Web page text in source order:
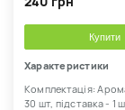
Купити
Характеристики
Комплектація:
30 шт, підставка - 1